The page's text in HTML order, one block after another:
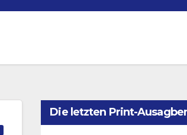
Die letzten Print-